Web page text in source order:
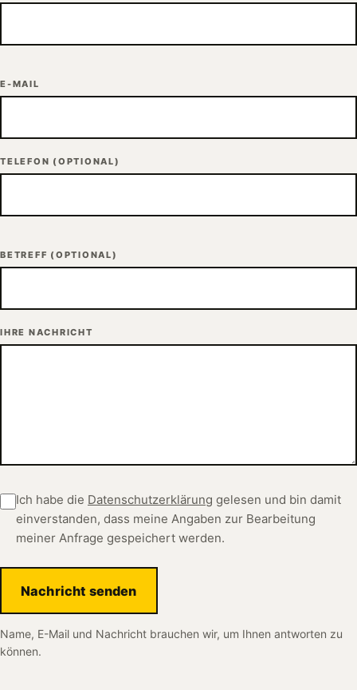
E-MAIL
TELEFON (OPTIONAL)
BETREFF (OPTIONAL)
IHRE NACHRICHT
Ich habe die Datenschutzerklärung gelesen und bin damit
einverstanden, dass meine Angaben zur Bearbeitung
meiner Anfrage gespeichert werden.
Nachricht senden
Name, E-Mail und Nachricht brauchen wir, um Ihnen antworten zu
können.